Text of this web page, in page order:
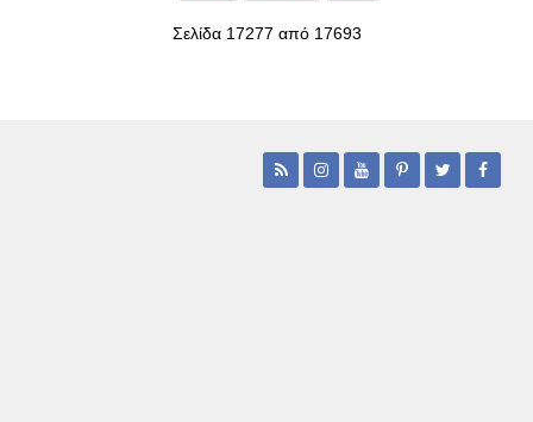
Σελίδα 17277 από 17693